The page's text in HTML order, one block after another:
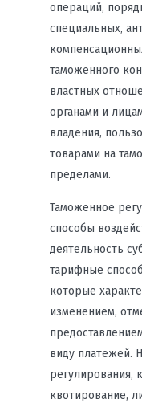
операций,
специальных,
таможенного
властных
органами и
владения,
товарами на
пределами.
Таможенное
способы
деятельность
тарифные
которые
изменением,
виду платежей.
регулирования,
квотирование,